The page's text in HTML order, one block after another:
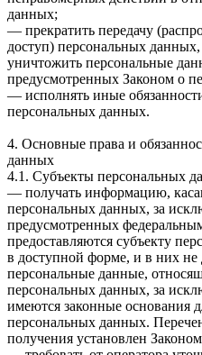
данных;
— прекратить передачу
доступ) персональных
уничтожить персональные
предусмотренных Законом о
— исполнять иные
персональных данных.
4. Основные права и
данных
4.1. Субъекты персональных
— получать информацию,
персональных данных, за
предусмотренных
предоставляются субъекту
в доступной форме, и в них не
персональные данные,
персональных данных, за
имеются законные основания
персональных данных.
получения установлен